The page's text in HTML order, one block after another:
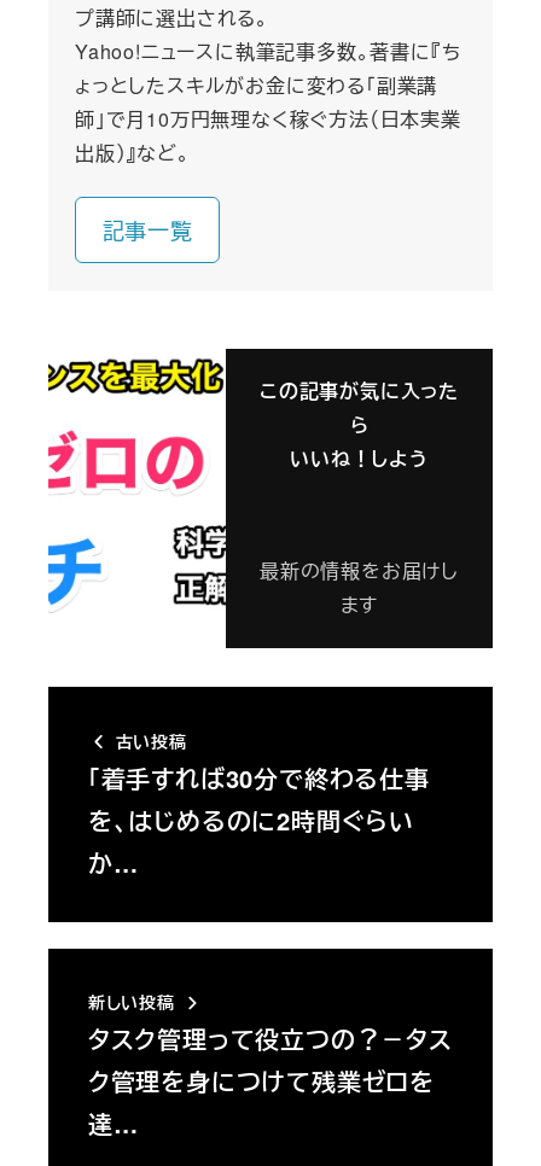
プ講師に選出される。
Yahoo!ニュースに執筆記事多数。著書に『ち
ょっとしたスキルがお金に変わる「副業講
師」で月10万円無理なく稼ぐ方法（日本実業
出版）』など。
記事一覧
この記事が気に入った
ら
いいね！しよう
最新の情報をお届けし
ます
古い投稿
「着手すれば30分で終わる仕事
を、はじめるのに2時間ぐらい
か…
新しい投稿
タスク管理って役立つの？－タス
ク管理を身につけて残業ゼロを
達…